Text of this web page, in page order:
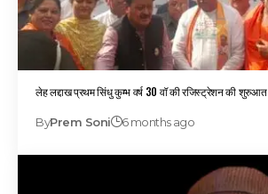
लेह लद्दाख प्रथम सिंधु कुम्भ वर्ष 30 वॉ की रजिस्ट्रेशन की शुरुआत
ByPrem Soni 6 months ago